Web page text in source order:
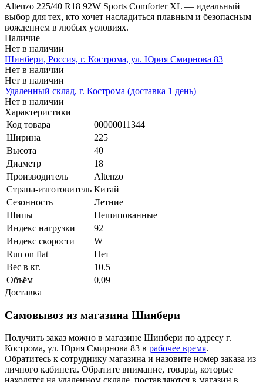
Altenzo 225/40 R18 92W Sports Comforter XL — идеальный
выбор для тех, кто хочет насладиться плавным и безопасным
вождением в любых условиях.
Наличие
Нет в наличии
Шинбери, Россия, г. Кострома, ул. Юрия Смирнова 83
Нет в наличии
Нет в наличии
Удаленный склад, г. Кострома (доставка 1 день)
Нет в наличии
Характеристики
Код товара
00000011344
Ширина
225
Высота
40
Диаметр
18
Производитель
Altenzo
Страна-изготовитель Китай
Сезонность
Летние
Шипы
Нешипованные
Индекс нагрузки
92
Индекс скорости
W
Run on flat
Нет
Вес в кг.
10.5
Объём
0,09
Доставка
Самовывоз из магазина Шинбери
Получить заказ можно в магазине Шинбери по адресу г.
Кострома, ул. Юрия Смирнова 83 в рабочее время.
Обратитесь к сотруднику магазина и назовите номер заказа из
личного кабинета. Обратите внимание, товары, которые